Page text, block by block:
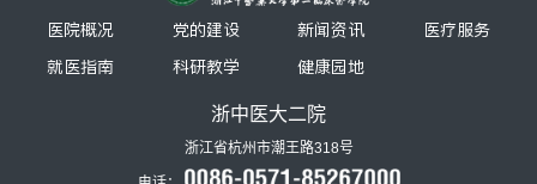
医院概况 党的建设 新闻资讯
医疗服务
就医指南
科研教学 健康园地
浙中医大二院
浙江省杭州市潮王路318号